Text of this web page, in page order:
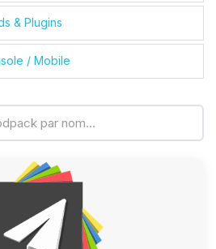
& Plugins
/ Mobile
quelqu’un pour me
c’est Choupy, ton petit
Dis-moi ce dont